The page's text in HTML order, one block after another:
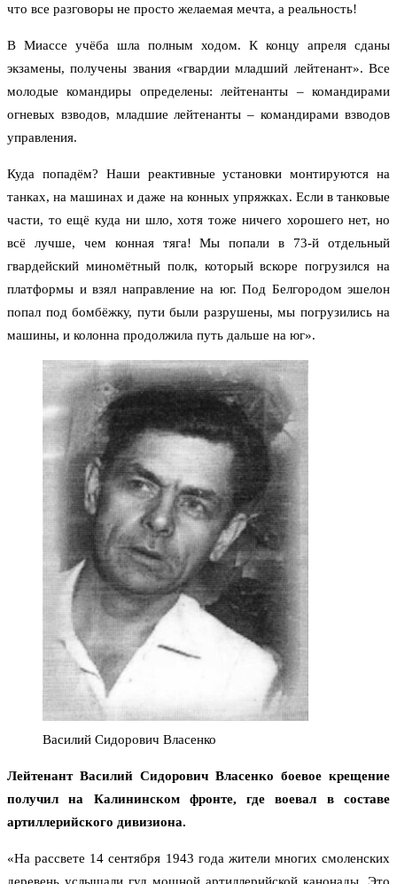
что все разговоры не просто желаемая мечта, а реальность!
В Миассе учёба шла полным ходом. К концу апреля сданы
экзамены, получены звания «гвардии младший лейтенант». Все
молодые командиры определены: лейтенанты – командирами
огневых взводов, младшие лейтенанты – командирами взводов
управления.
Куда попадём? Наши реактивные установки монтируются на
танках, на машинах и даже на конных упряжках. Если в танковые
части, то ещё куда ни шло, хотя тоже ничего хорошего нет, но
всё лучше, чем конная тяга! Мы попали в 73-й отдельный
гвардейский миномётный полк, который вскоре погрузился на
платформы и взял направление на юг. Под Белгородом эшелон
попал под бомбёжку, пути были разрушены, мы погрузились на
машины, и колонна продолжила путь дальше на юг».
Василий Сидорович Власенко
Лейтенант Василий Сидорович Власенко боевое крещение
получил на Калининском фронте, где воевал в составе
артиллерийского дивизиона.
«На рассвете 14 сентября 1943 года жители многих смоленских